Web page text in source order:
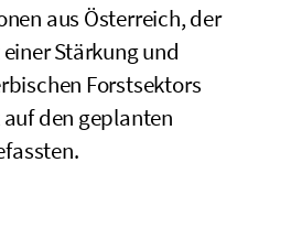
aus Österreich, der
Stärkung und
Forstsektors
den geplanten